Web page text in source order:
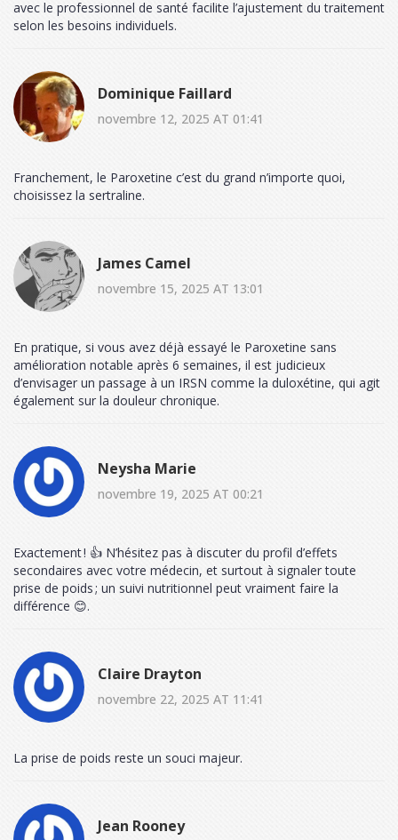
avec le professionnel de santé facilite l’ajustement du traitement
selon les besoins individuels.
Dominique Faillard
novembre 12, 2025 AT 01:41
Franchement, le Paroxetine c’est du grand n’importe quoi,
choisissez la sertraline.
James Camel
novembre 15, 2025 AT 13:01
En pratique, si vous avez déjà essayé le Paroxetine sans
amélioration notable après 6 semaines, il est judicieux
d’envisager un passage à un IRSN comme la duloxétine, qui agit
également sur la douleur chronique.
Neysha Marie
novembre 19, 2025 AT 00:21
Exactement ! 👍 N’hésitez pas à discuter du profil d’effets
secondaires avec votre médecin, et surtout à signaler toute
prise de poids ; un suivi nutritionnel peut vraiment faire la
différence 😊.
Claire Drayton
novembre 22, 2025 AT 11:41
La prise de poids reste un souci majeur.
Jean Rooney